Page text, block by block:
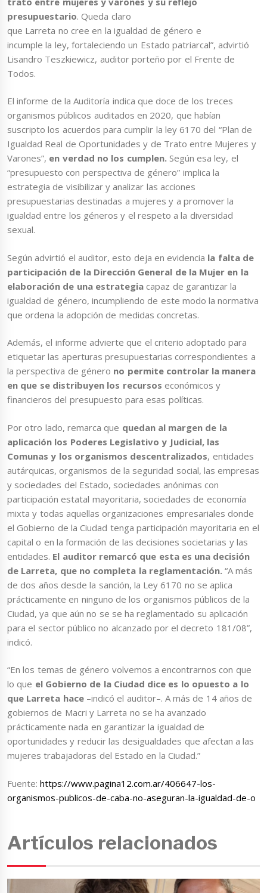
presupuestario. Queda claro
que Larreta no cree en la igualdad de género e
incumple la ley, fortaleciendo un Estado patriarcal”, advirtió
Lisandro Teszkiewicz, auditor porteño por el Frente de
Todos.
El informe de la Auditoría indica que doce de los treces
organismos públicos auditados en 2020, que habían
suscripto los acuerdos para cumplir la ley 6170 del “Plan de
Igualdad Real de Oportunidades y de Trato entre Mujeres y
Varones”, en verdad no los cumplen. Según esa ley, el
“presupuesto con perspectiva de género” implica la
estrategia de visibilizar y analizar las acciones
presupuestarias destinadas a mujeres y a promover la
igualdad entre los géneros y el respeto a la diversidad
sexual.
Según advirtió el auditor, esto deja en evidencia la falta de
participación de la Dirección General de la Mujer en la
elaboración de una estrategiacapaz de garantizar la
igualdad de género, incumpliendo de este modo la normativa
que ordena la adopción de medidas concretas.
Además, el informe advierte que el criterio adoptado para
etiquetar las aperturas presupuestarias correspondientes a
la perspectiva de género no permite controlar la manera
en que se distribuyen los recursos económicos y
financieros del presupuesto para esas políticas.
Por otro lado, remarca que quedan al margen de la
aplicación los Poderes Legislativo y Judicial, las
Comunas y los organismos descentralizados, entidades
autárquicas, organismos de la seguridad social, las empresas
y sociedades del Estado, sociedades anónimas con
participación estatal mayoritaria, sociedades de economía
mixta y todas aquellas organizaciones empresariales donde
el Gobierno de la Ciudad tenga participación mayoritaria en el
capital o en la formación de las decisiones societarias y las
entidades. El auditor remarcó que esta es una decisión
de Larreta, que no completa la reglamentación. “A más
de dos años desde la sanción, la Ley 6170 no se aplica
prácticamente en ninguno de los organismos públicos de la
Ciudad, ya que aún no se se ha reglamentado su aplicación
para el sector público no alcanzado por el decreto 181/08”,
indicó.
“En los temas de género volvemos a encontrarnos con que
lo que el Gobierno de la Ciudad dice es lo opuesto a lo
que Larreta hace–indicó el auditor–. A más de 14 años de
gobiernos de Macri y Larreta no se ha avanzado
prácticamente nada en garantizar la igualdad de
oportunidades y reducir las desigualdades que afectan a las
mujeres trabajadoras del Estado en la Ciudad.”
Fuente:https://www.pagina12.com.ar/406647-los-
organismos-publicos-de-caba-no-aseguran-la-igualdad-de-o
Artículos relacionados